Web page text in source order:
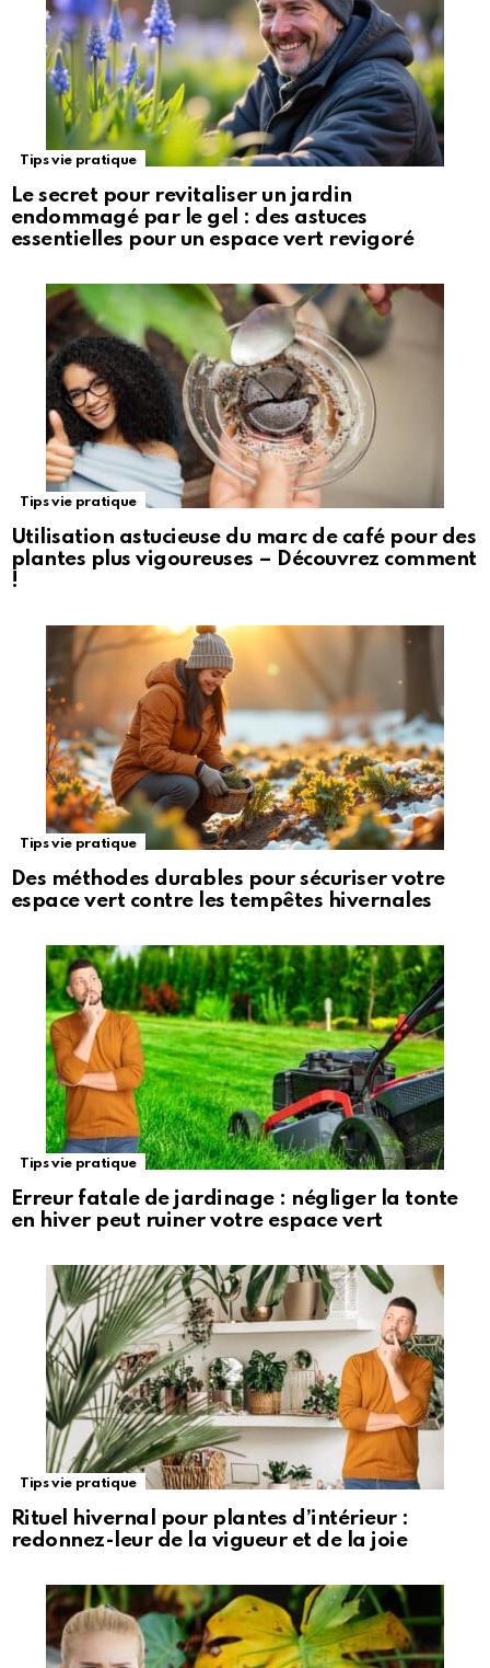
Tips vie pratique
Le secret pour revitaliser un jardin
endommagé par le gel : des astuces
essentielles pour un espace vert revigoré
Tips vie pratique
Utilisation astucieuse du marc de café pour des
plantes plus vigoureuses – Découvrez comment
!
Tips vie pratique
Des méthodes durables pour sécuriser votre
espace vert contre les tempêtes hivernales
Tips vie pratique
Erreur fatale de jardinage : négliger la tonte
en hiver peut ruiner votre espace vert
Tips vie pratique
Rituel hivernal pour plantes d’intérieur :
redonnez-leur de la vigueur et de la joie